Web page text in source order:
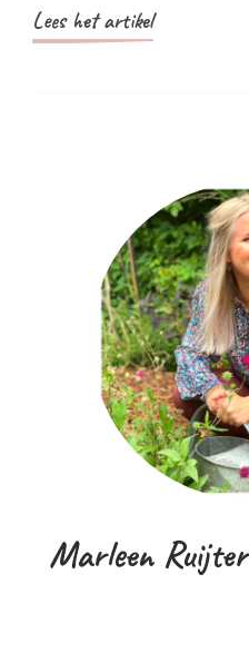
Lees het artikel
Marleen Ruijter